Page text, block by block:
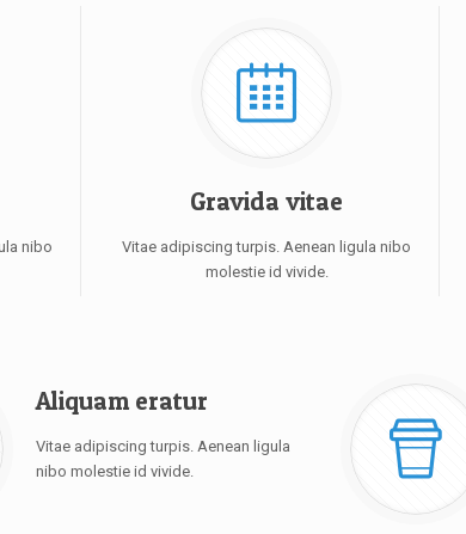
nibo
Gravida vitae
Vitae adipiscing turpis. Aenean ligula nibo
molestie id vivide.
Aliquam eratur
Vitae adipiscing turpis. Aenean ligula
nibo molestie id vivide.